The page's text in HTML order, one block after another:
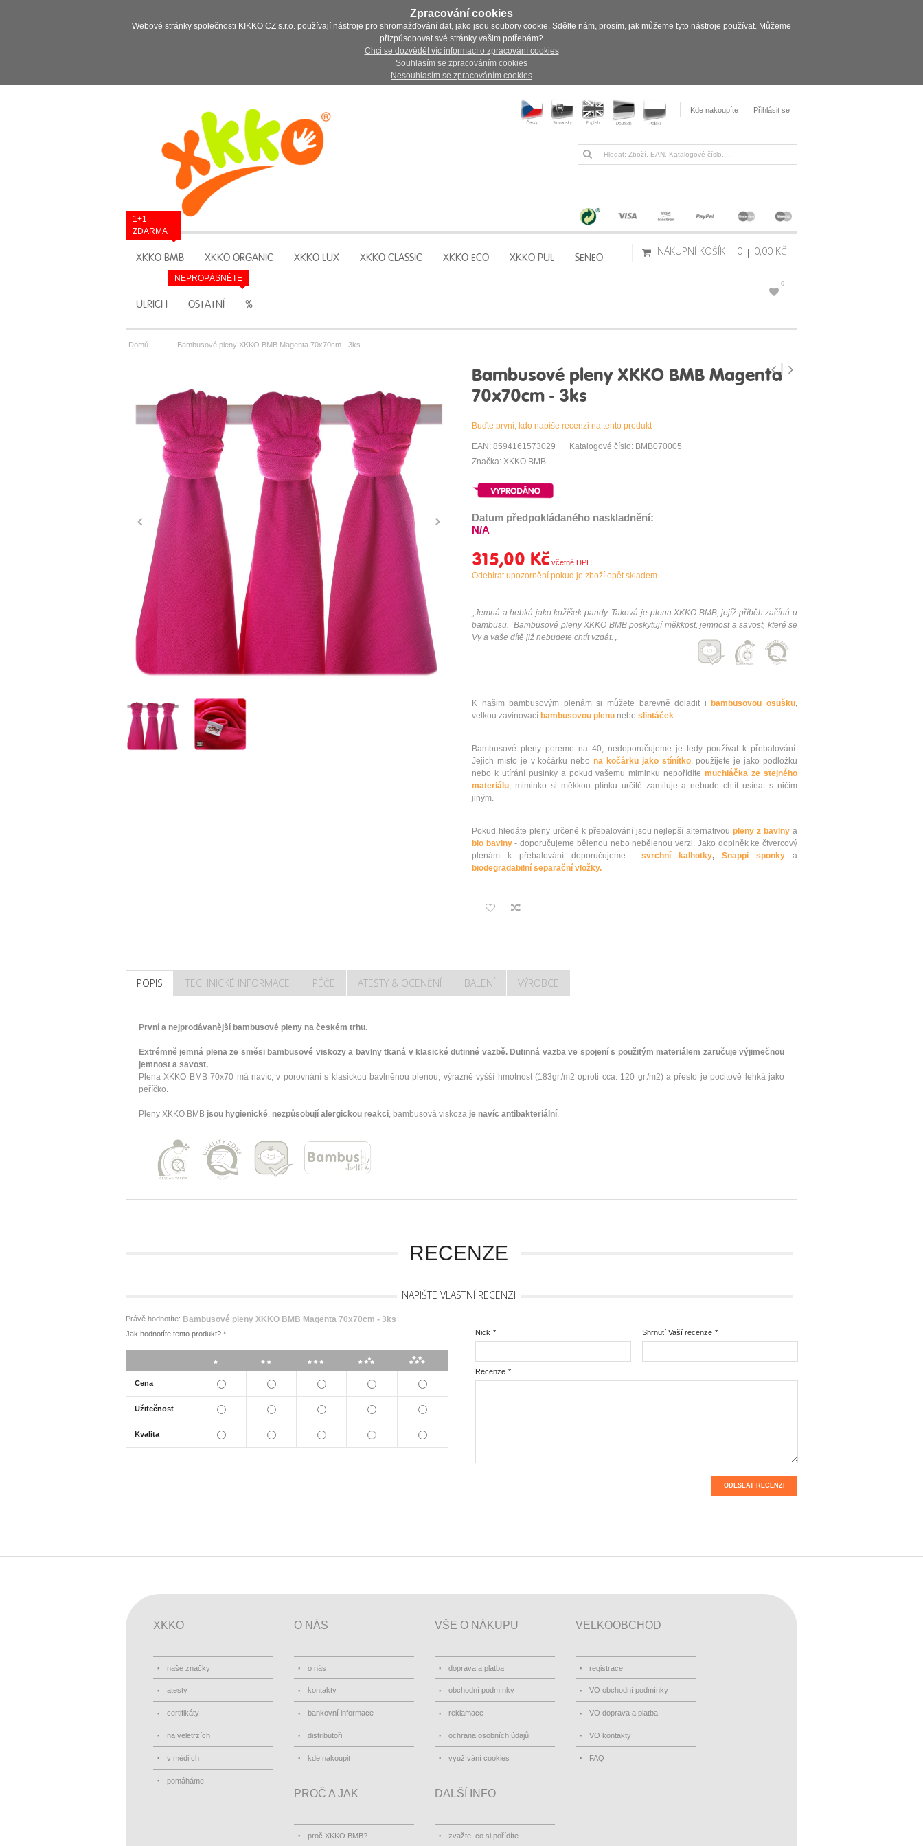
Zpracování cookies
Webové stránky společnosti KIKKO CZ s.r.o. používají nástroje pro shromažďování dat, jako jsou soubory cookie. Sdělte nám, prosím, jak můžeme tyto nástroje používat. Můžeme
přizpůsobovat své stránky vašim potřebám?
Chci se dozvědět víc informací o zpracování cookies
Souhlasím se zpracováním cookies
Nesouhlasím se zpracováním cookies
Kde nakoupíte Přihlásit se
XKKO BMB
1+1
ZDARMA
XKKO ORGANIC XKKO LUX XKKO CLASSIC XKKO ECO XKKO PUL SENEO
ULRICH OSTATNÍ %
NEPROPÁSNĚTE
NÁKUPNÍ KOŠÍK 0 0,00 KČ
0
Domů —— Bambusové pleny XKKO BMB Magenta 70x70cm - 3ks
Bambusové pleny XKKO BMB Magenta
70x70cm - 3ks
Buďte první, kdo napíše recenzi na tento produkt
EAN: 8594161573029
Katalogové číslo: BMB070005
Značka: XKKO BMB
Datum předpokládaného naskladnění:
N/A
315,00 Kč
Odebírat upozornění pokud je zboží opět skladem
„Jemná a hebká jako kožíšek pandy. Taková je plena XKKO BMB, jejíž příběh začíná u
bambusu. Bambusové pleny XKKO BMB poskytují měkkost, jemnost a savost, které se
Vy a vaše dítě již nebudete chtít vzdát. „
K našim bambusovým plenám si můžete barevně doladit i bambusovou osušku,
velkou zavinovací bambusovou plenu nebo slintáček.
Bambusové pleny pereme na 40, nedoporučujeme je tedy používat k přebalování.
Jejich místo je v kočárku nebona kočárku jako stínítko, použijete je jako podložku
nebo k utírání pusinky a pokud vašemu miminku nepořídítemuchláčka ze stejného
materiálu, miminko si měkkou plínku určitě zamiluje a nebude chtít usínat s ničím
jiným.
Pokud hledáte pleny určené k přebalování jsou nejlepší alternativoupleny z bavlny a
bio bavlny - doporučujeme bělenou nebo nebělenou verzi. Jako doplněk ke čtvercový
plenám k přebalování doporučujeme svrchní kalhotky, Snappi sponkya
biodegradabilní separační vložky.
POPIS TECHNICKÉ INFORMACE PÉČE ATESTY & OCENĚNÍ BALENÍ VÝROBCE
První a nejprodávanější bambusové pleny na českém trhu.
Extrémně jemná plena ze směsi bambusové viskozy a bavlny tkaná v klasické dutinné vazbě. Dutinná vazba ve spojení s použitým materiálem zaručuje výjimečnou
jemnost a savost.
Plena XKKO BMB 70x70 má navíc, v porovnání s klasickou bavlněnou plenou, výrazně vyšší hmotnost (183gr./m2 oproti cca. 120 gr./m2) a přesto je pocitově lehká jako
peříčko.
Pleny XKKO BMB jsou hygienické, nezpůsobují alergickou reakci, bambusová viskoza je navíc antibakteriální.
RECENZE
NAPIŠTE VLASTNÍ RECENZI
Právě hodnotíte: Bambusové pleny XKKO BMB Magenta 70x70cm - 3ks
Jak hodnotíte tento produkt? *
Cena
Užitečnost
Kvalita
*
Nick *
Shrnutí Vaší recenze
*
Recenze
ODESLAT RECENZI
XKKO
naše značky
atesty
certifikáty
na veletrzích
v médiích
pomáháme
O NÁS
o nás
kontakty
bankovní informace
distributoři
kde nakoupit
VŠE O NÁKUPU
doprava a platba
obchodní podmínky
reklamace
ochrana osobních údajů
využívání cookies
VELKOOBCHOD
registrace
VO obchodní podmínky
VO doprava a platba
VO kontakty
FAQ
PROČ A JAK
proč XKKO BMB?
DALŠÍ INFO
zvažte, co si pořídíte